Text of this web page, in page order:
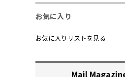
お気に入り
お気に入りリストを見る